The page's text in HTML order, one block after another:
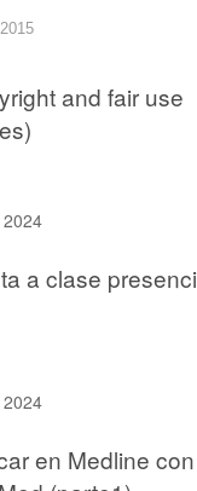
and fair use
2024
a clase
2024
en Medline con